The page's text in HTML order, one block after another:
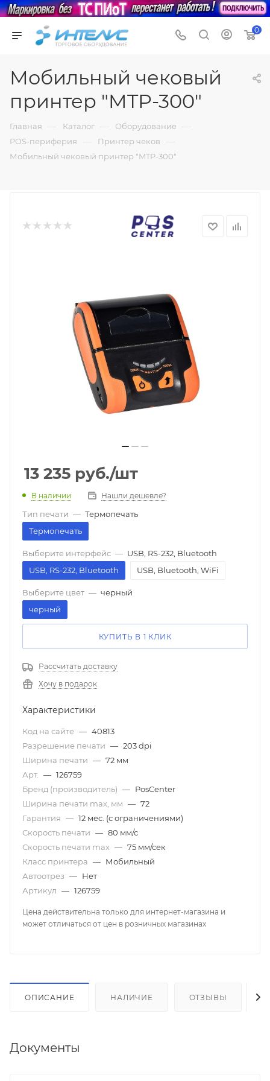
0
Мобильный чековый
принтер "MTP-300"
Главная — Каталог — Оборудование —
POS-периферия — Принтер чеков —
Мобильный чековый принтер "MTP-300"
13 235 руб./шт
В наличии Нашли дешевле?
Тип печати — Термопечать
Термопечать
Выберите интерфейс — USB, RS-232, Bluetooth
USB, RS-232, Bluetooth
USB, Bluetooth, WiFi
Выберите цвет — черный
черный
КУПИТЬ В 1 КЛИК
Рассчитать доставку
Хочу в подарок
Характеристики
Код на сайте — 40813
Разрешение печати — 203 dpi
Ширина печати — 72 мм
Арт.
— 126759
Бренд (производитель) — PosCenter
Ширина печати max, мм — 72
Гарантия — 12 мес. (с ограничениями)
Скорость печати — 80 мм/с
Скорость печати mаx — 75 мм/сек
Класс принтера — Мобильный
Автоотрез — Нет
Артикул — 126759
Цена действительна только для интернет-магазина и
может отличаться от цен в розничных магазинах
ОПИСАНИЕ НАЛИЧИЕ ОТЗЫВЫ
Документы